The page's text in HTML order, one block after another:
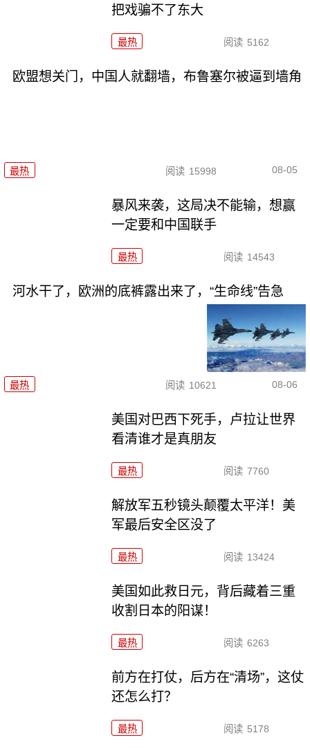
把戏骗不了东大
最热 阅读 5162
欧盟想关门，中国人就翻墙，布鲁塞尔被逼到墙角
最热 阅读 15998 08-05
暴风来袭，这局决不能输，想赢
一定要和中国联手
最热 阅读 14543
河水干了，欧洲的底裤露出来了，“生命线”告急
最热 阅读 10621 08-06
美国对巴西下死手，卢拉让世界
看清谁才是真朋友
最热 阅读 7760
解放军五秒镜头颠覆太平洋！美
军最后安全区没了
最热 阅读 13424
美国如此救日元，背后藏着三重
收割日本的阳谋！
最热 阅读 6263
前方在打仗，后方在“清场”，这仗
还怎么打？
最热 阅读 5178